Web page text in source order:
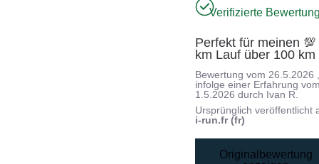
Verifizierte
Perfekt für meinen 💯
km Lauf über 100 km
Bewertung vom 26.5.2026
infolge einer Erfahrung
1.5.2026 durch Ivan R.
Ursprünglich veröffentlicht
i-run.fr (fr)
Originalbewertung